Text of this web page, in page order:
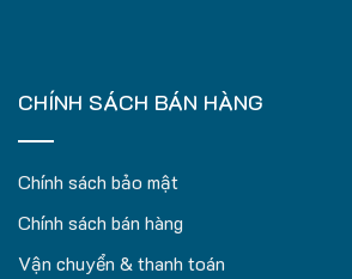
CHÍNH SÁCH BÁN HÀNG
Chính sách bảo mật
Chính sách bán hàng
Vận chuyển & thanh toán